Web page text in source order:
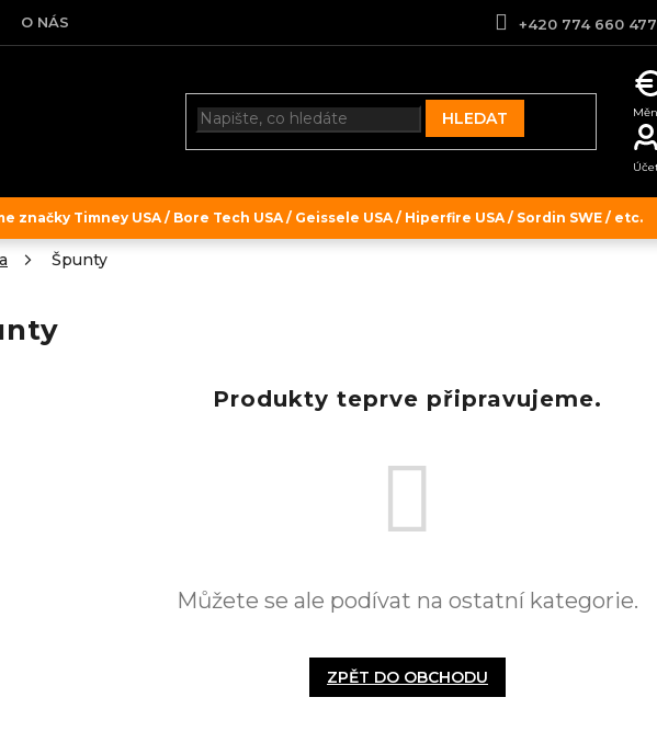
značky Timney USA / Bore Tech USA / Geissele USA / Hiperfire USA / Sordin SWE / etc.
+420 774 660 477
O NÁS
HLEDAT
Špunty
Produkty teprve připravujeme.
Můžete se ale podívat na ostatní kategorie.
ZPĚT DO OBCHODU